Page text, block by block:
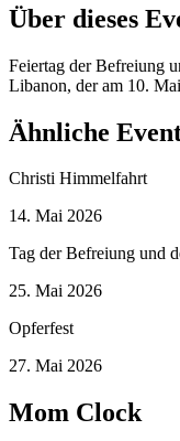
Über dieses
Feiertag der Befreiung
Libanon, der am 10.
Ähnliche
Christi Himmelfahrt
14. Mai 2026
Tag der Befreiung und
25. Mai 2026
Opferfest
27. Mai 2026
Mom Clock